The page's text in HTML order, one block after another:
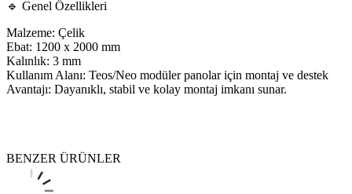
🔹 Genel Özellikleri
Malzeme: Çelik
Ebat: 1200 x 2000 mm
Kalınlık: 3 mm
Kullanım Alanı: Teos/Neo modüler panolar için montaj ve destek
Avantajı: Dayanıklı, stabil ve kolay montaj imkanı sunar.
BENZER ÜRÜNLER